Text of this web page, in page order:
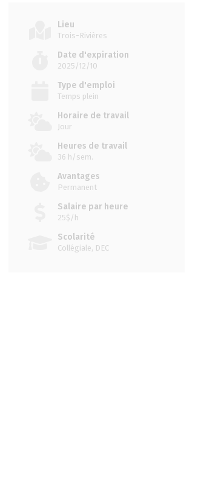
Lieu
Trois-Rivières
Date d'expiration
2025/12/10
Type d'emploi
Temps plein
Horaire de travail
Jour
Heures de travail
36 h/sem.
Avantages
Permanent
Salaire par heure
25$/h
Scolarité
Collégiale, DEC